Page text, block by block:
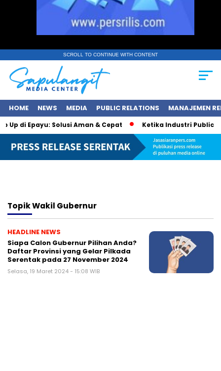
SCROLL TO CONTINUE WITH CONTENT
HOME NEWS MEDIA PUBLIC RELATIONS MANAJEMEN
di Epayu: Solusi Aman & Cepat Ketika Industri Public
TopikWakil Gubernur
HEADLINE NEWS
Siapa Calon Gubernur Pilihan Anda?
Daftar Provinsi yang Gelar Pilkada
Serentak pada 27 November 2024
Selasa, 19 Maret 2024 - 15:08 WIB